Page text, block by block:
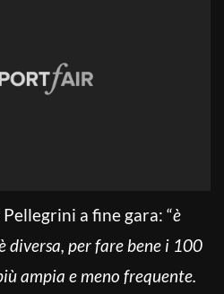
a fine gara: “è
diversa, per fare bene i 100
ampia e meno frequente.